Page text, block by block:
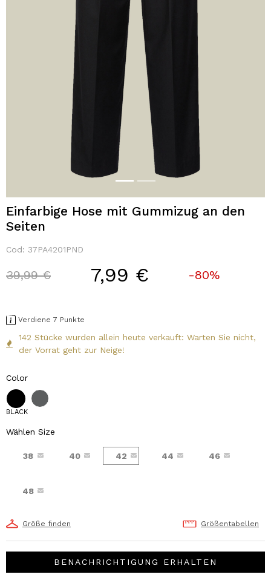
Einfarbige Hose mit Gummizug an den
Seiten
Cod: 37PA4201PND
Price reduced from
39,99 €to 7,99 € -80%
Verdiene 7 Punkte
142 Stücke wurden allein heute verkauft: Warten Sie nicht,
der Vorrat geht zur Neige!
Color
BLACK
Wählen Size
38 40 42 44 46
48
Größe finden Größentabellen
BENACHRICHTIGUNG ERHALTEN